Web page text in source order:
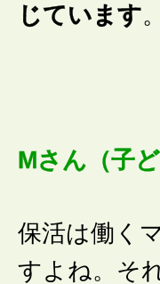
じています。
Mさん（子
保活は働く
すよね。そ